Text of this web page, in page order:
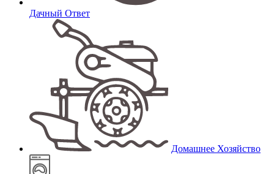
Дачный Ответ
Домашнее Хозяйство